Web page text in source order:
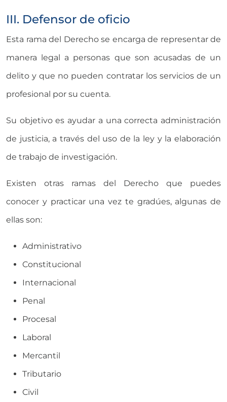
III. Defensor de oficio
Esta rama del Derecho se encarga de representar de
manera legal a personas que son acusadas de un
delito y que no pueden contratar los servicios de un
profesional por su cuenta.
Su objetivo es ayudar a una correcta administración
de justicia, a través del uso de la ley y la elaboración
de trabajo de investigación.
Existen otras ramas del Derecho que puedes
conocer y practicar una vez te gradúes, algunas de
ellas son:
Administrativo
Constitucional
Internacional
Penal
Procesal
Laboral
Mercantil
Tributario
Civil